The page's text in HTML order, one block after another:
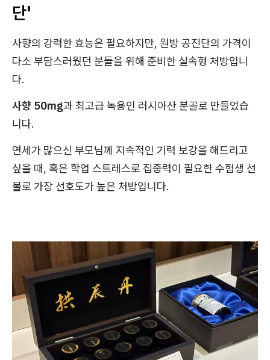
단'
사향의 강력한 효능은 필요하지만, 원방 공진단의 가격이
다소 부담스러웠던 분들을 위해 준비한 실속형 처방입니
다.
사향 50mg과 최고급 녹용인 러시아산 분골로 만들었습
니다.
연세가 많으신 부모님께 지속적인 기력 보강을 해드리고
싶을 때, 혹은 학업 스트레스로 집중력이 필요한 수험생 선
물로 가장 선호도가 높은 처방입니다.